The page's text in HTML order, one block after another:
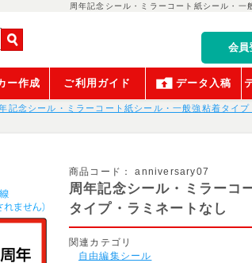
周年記念シール・ミラーコート紙シール・
会員
ー作成 ご利用ガイド データ入稿
記念シール・ミラーコート紙シール・一般強粘着タイプ
商品コード： anniversary07
周年記念シール・ミラーコ
タイプ・ラミネートなし
関連カテゴリ
自由編集シール